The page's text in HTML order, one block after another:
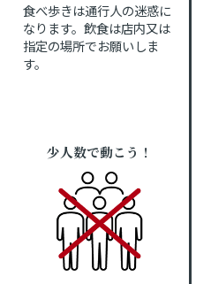
食べ歩きは通行人の迷惑に
なります。飲食は店内又は
指定の場所でお願いしま
す。
少人数で動こう！